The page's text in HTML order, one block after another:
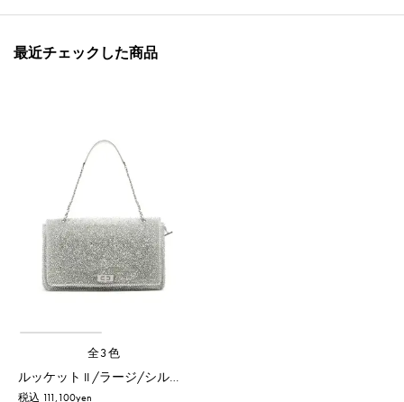
最近チェックした商品
全3色
税込 111,100yen